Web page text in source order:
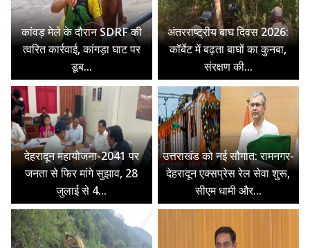
कांवड़ मेले के दौरान SDRF की
त्वरित कार्रवाई, कांगड़ा घाट पर
डूब...
अंतरराष्ट्रीय बाघ दिवस 2026:
कॉर्बेट में बढ़ता बाघों का कुनबा,
संरक्षण की...
देहरादून महायोजना-2041 पर
जनता से फिर मांगे सुझाव, 28
जुलाई से 4...
उत्तराखंड को नई सौगात: रामनगर-
देहरादून एक्सप्रेस रेल सेवा शुरू,
सीएम धामी और...